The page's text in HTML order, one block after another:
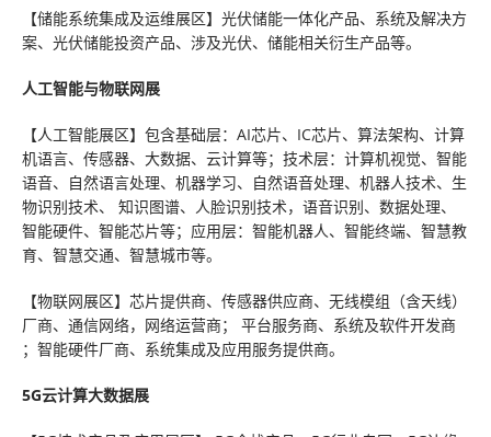
【储能系统集成及运维展区】光伏储能一体化产品、系统及解决方
案、光伏储能投资产品、涉及光伏、储能相关衍生产品等。
人工智能与物联网展
【人工智能展区】包含基础层：AI芯片、IC芯片、算法架构、计算
机语言、传感器、大数据、云计算等；技术层：计算机视觉、智能
语音、自然语言处理、机器学习、自然语音处理、机器人技术、生
物识别技术、 知识图谱、人脸识别技术，语音识别、数据处理、
智能硬件、智能芯片等；应用层：智能机器人、智能终端、智慧教
育、智慧交通、智慧城市等。
【物联网展区】芯片提供商、传感器供应商、无线模组（含天线）
厂商、通信网络，网络运营商； 平台服务商、系统及软件开发商
；智能硬件厂商、系统集成及应用服务提供商。
5G云计算大数据展